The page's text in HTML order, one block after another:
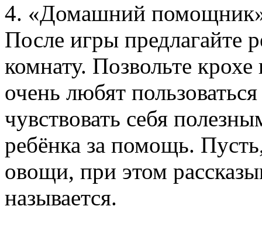
4. «Домашний
После игры предлагайте
комнату. Позвольте
очень любят
чувствовать себя
ребёнка за помощь.
овощи, при этом
называется.